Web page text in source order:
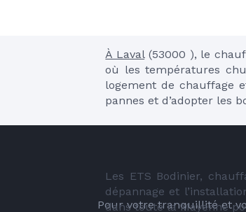
À Laval (53000 ), le
où les températures
logement de chauffage
pannes et d’adopter les
Les ETS Bodinier,
dépannage et
dans toute la Mayenne
Pour votre tranquillité et